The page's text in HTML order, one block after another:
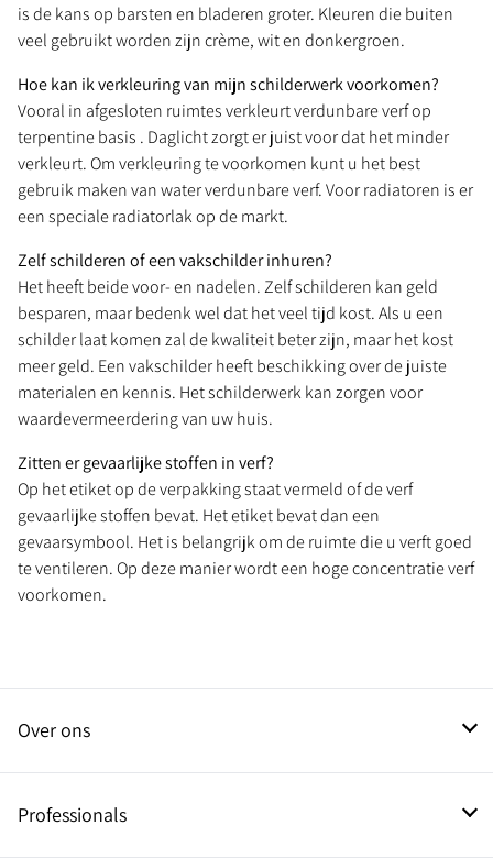
is de kans op barsten en bladeren groter. Kleuren die buiten
veel gebruikt worden zijn crème, wit en donkergroen.
Hoe kan ik verkleuring van mijn schilderwerk voorkomen?
Vooral in afgesloten ruimtes verkleurt verdunbare verf op
terpentine basis . Daglicht zorgt er juist voor dat het minder
verkleurt. Om verkleuring te voorkomen kunt u het best
gebruik maken van water verdunbare verf. Voor radiatoren is er
een speciale radiatorlak op de markt.
Zelf schilderen of een vakschilder inhuren?
Het heeft beide voor- en nadelen. Zelf schilderen kan geld
besparen, maar bedenk wel dat het veel tijd kost. Als u een
schilder laat komen zal de kwaliteit beter zijn, maar het kost
meer geld. Een vakschilder heeft beschikking over de juiste
materialen en kennis. Het schilderwerk kan zorgen voor
waardevermeerdering van uw huis.
Zitten er gevaarlijke stoffen in verf?
Op het etiket op de verpakking staat vermeld of de verf
gevaarlijke stoffen bevat. Het etiket bevat dan een
gevaarsymbool. Het is belangrijk om de ruimte die u verft goed
te ventileren. Op deze manier wordt een hoge concentratie verf
voorkomen.
Over ons
Professionals